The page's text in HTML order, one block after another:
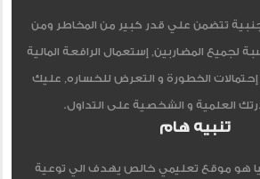
تتضمن علي قدر كبير من المخاطر ومن
لجميع المضاربين, إستعمال الرافعة المالية
إحتمالات الخطورة و التعرض للخساره, عليك
العلمية و الشخصية على التداول.
تنبيه هام
هو موقع تعليمي خالص يهدف الي توعية